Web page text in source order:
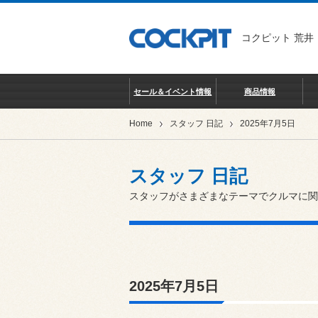
コクピット 荒井
セール＆イベント情報 商品情報
Home スタッフ 日記 2025年7月5日
スタッフ 日記
スタッフがさまざまなテーマでクルマに
2025年7月5日